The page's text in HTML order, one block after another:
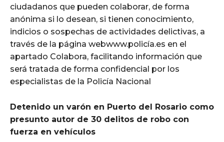
ciudadanos que pueden colaborar, de forma
anónima si lo desean, si tienen conocimiento,
indicios o sospechas de actividades delictivas, a
través de la página webwww.policía.es en el
apartado Colabora, facilitando información que
será tratada de forma confidencial por los
especialistas de la Policía Nacional
Detenido un varón en Puerto del Rosario como
presunto autor de 30 delitos de robo con
fuerza en vehículos